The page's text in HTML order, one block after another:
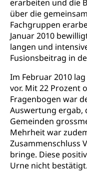
erarbeiten und die
über die
Fachgruppen
Januar 2010
langen und
Fusionsbeitrag in
Im Februar 2010
vor. Mit 22 Prozent
Fragenbogen war
Auswertung ergab,
Gemeinden
Mehrheit war
Zusammenschluss
bringe. Diese
Urne nicht bestätigt.
Ausweise und
Reisepass,
Waffen,
Einbürgerung
Nationalität,
Bürgerrechts,
Geburt
Geburtsurkunde,
Kinder und
Mündigkeit,